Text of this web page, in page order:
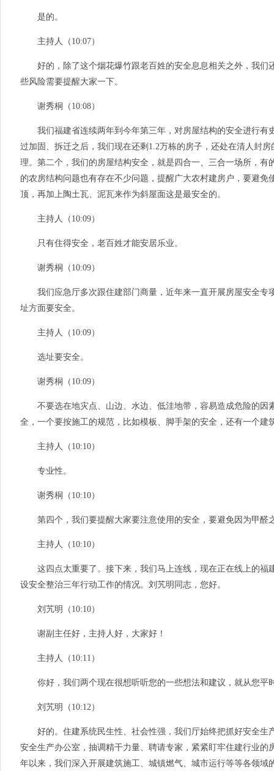
是的。
主持人（10:07）
好的，除了这个烟花爆竹跟老百姓的安全息息相关之外，我们
些风险需要提醒大家一下。
谢秀桐（10:08）
我们福建省连续两年到今年第三年，对房屋结构的安全进行有
过加固、拆迁之后，我们现在还剩1.2万栋的房子，还处在清人封
理。第二个，我们的房屋结构安全，就是四合一、三合一场所，
的农房结构问题也有存在不少问题，提醒广大农村建房户，要避
顶，再加上陶土瓦、泥瓦来作为斜屋面这是最安全的。
主持人（10:09）
只有住得安全，老百姓才能安居乐业。
谢秀桐（10:09）
我们应急厅多次跟住建部门商量，近年来一直开展房屋安全专
址方面要安全。
主持人（10:09）
选址要安全。
谢秀桐（10:09）
不要选在地灾点、山边、水边、低洼地带，容易造成危险的因
全，一个要按施工的规范，比如模板、脚手架的安全，还有一个
主持人（10:10）
专业性。
谢秀桐（10:10）
第四个，我们要提醒大家要注意使用的安全，要避免因为甲醛
主持人（10:10）
这四点太重要了。接下来，我们马上连线，现在正在线上的福
设安全整治三年行动工作的情况。刘艽明同志，您好。
刘艽明（10:10）
谢副主任好，主持人好，大家好！
主持人（10:11）
你好，我们两个现在很想听听您的一些想法和建议，就从您平
刘艽明（10:12）
好的。住建系统民生性、社会性强，我们厅始终把抓好安全生
安全生产办公室，抽调精干力量、聘请专家，紧紧盯牢住建行业
年以来，我们深入开展建筑施工、城镇燃气、城市运行等等各领